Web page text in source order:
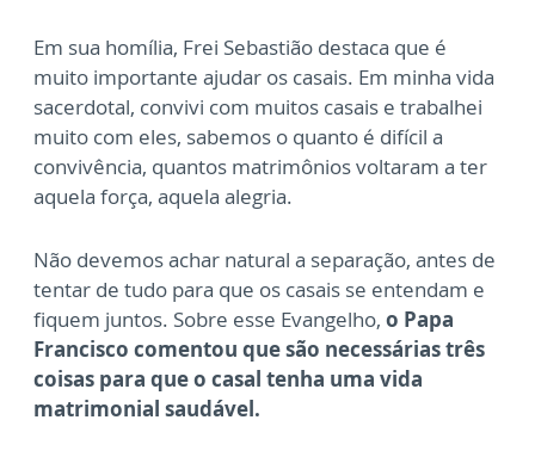
Em sua homília, Frei Sebastião destaca que é
muito importante ajudar os casais. Em minha vida
sacerdotal, convivi com muitos casais e trabalhei
muito com eles, sabemos o quanto é difícil a
convivência, quantos matrimônios voltaram a ter
aquela força, aquela alegria.
Não devemos achar natural a separação, antes de
tentar de tudo para que os casais se entendam e
fiquem juntos. Sobre esse Evangelho, o Papa
Francisco comentou que são necessárias três
coisas para que o casal tenha uma vida
matrimonial saudável.